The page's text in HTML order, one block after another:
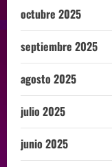
octubre 2025
septiembre 2025
agosto 2025
julio 2025
junio 2025